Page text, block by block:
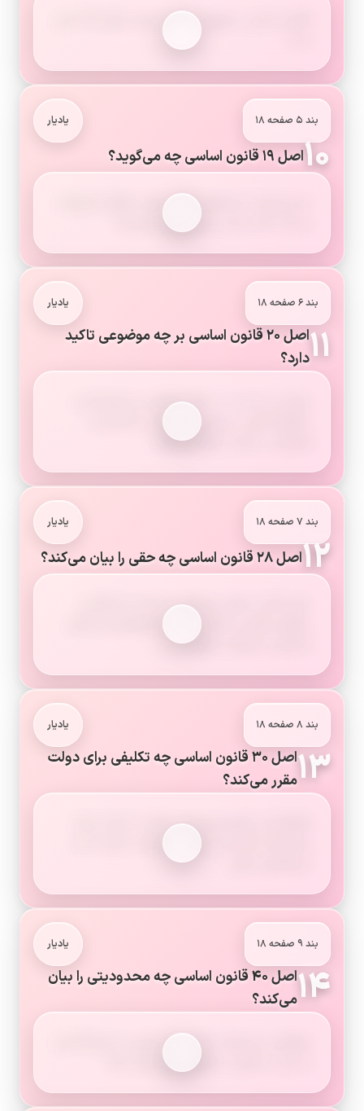
بند ۵ صفحه ۱۸ یادیار
۱۰اصل ۱۹ قانون اساسی چه می‌گوید؟
مردم ایران از هر قوم و قبیله دارای حقوق مساوی‌اند
و رنگ، نژاد و زبان سبب امتیاز نمی‌شود.
بند ۶ صفحه ۱۸ یادیار
۱۱
اصل ۲۰ قانون اساسی بر چه موضوعی تاکید
دارد؟
برابری زن و مرد در حمایت قانون و برخورداری از
حقوق انسانی، سیاسی، اقتصادی، اجتماعی و
فرهنگی با رعایت موازین اسلام.
بند ۷ صفحه ۱۸ یادیار
۱۲اصل ۲۸ قانون اساسی چه حقی را بیان می‌کند؟
حق انتخاب شغلِ غیرمغایر با اسلام و مصالح و
حقوق دیگران و تکلیف دولت به فراهم‌کردن امکان
اشتغال و شرایط مساوی.
بند ۸ صفحه ۱۸ یادیار
۱۳
اصل ۳۰ قانون اساسی چه تکلیفی برای دولت
مقرر می‌کند؟
فراهم‌کردن آموزش‌وپرورش رایگان تا پایان دورهٔ
متوسطه و گسترش رایگان تحصیلات عالی تا حد
بند ۹ صفحه ۱۸ یادیار
۱۴
اصل ۴۰ قانون اساسی چه محدودیتی را بیان
می‌کند؟
هیچ‌کس نمی‌تواند اعمال حق خویش را وسیلهٔ اضرار
به غیر یا تجاوز به منافع عمومی قرار دهد.